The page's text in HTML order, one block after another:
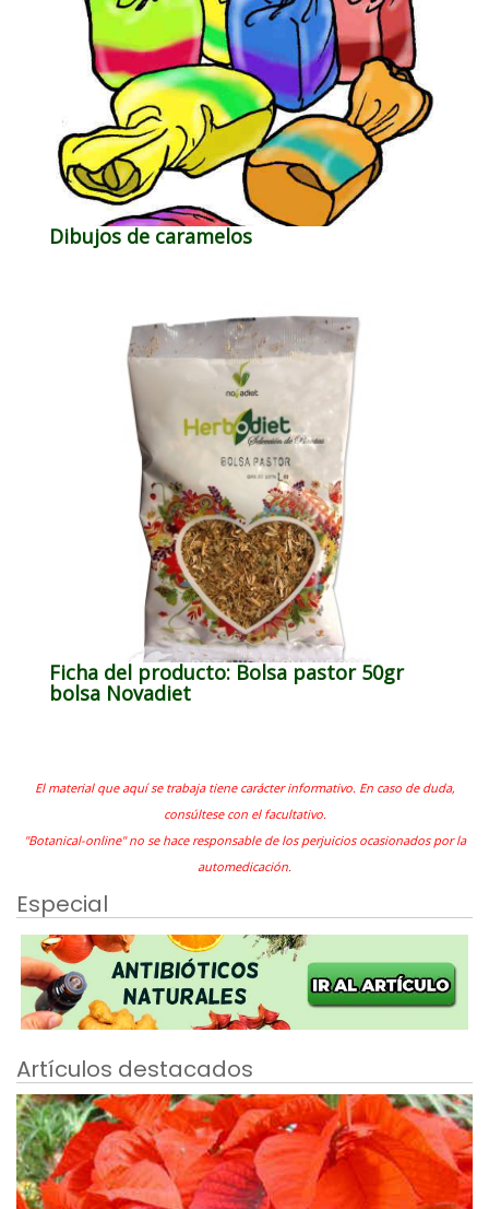
Dibujos de caramelos
Ficha del producto: Bolsa pastor 50gr
bolsa Novadiet
El material que aquí se trabaja tiene carácter informativo. En caso de duda,
consúltese con el facultativo.
"Botanical-online" no se hace responsable de los perjuicios ocasionados por la
automedicación.
Especial
Artículos destacados